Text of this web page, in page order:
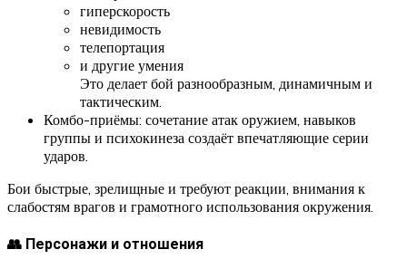
гиперскорость
невидимость
телепортация
и другие умения
Это делает бой разнообразным, динамичным и
тактическим.
Комбо-приёмы: сочетание атак оружием, навыков
группы и психокинеза создаёт впечатляющие серии
ударов.
Бои быстрые, зрелищные и требуют реакции, внимания к
слабостям врагов и грамотного использования окружения.
👥 Персонажи и отношения